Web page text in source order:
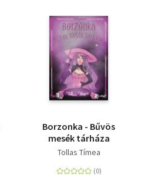
Borzonka - Bűvös
mesék tárháza
Tollas Tímea